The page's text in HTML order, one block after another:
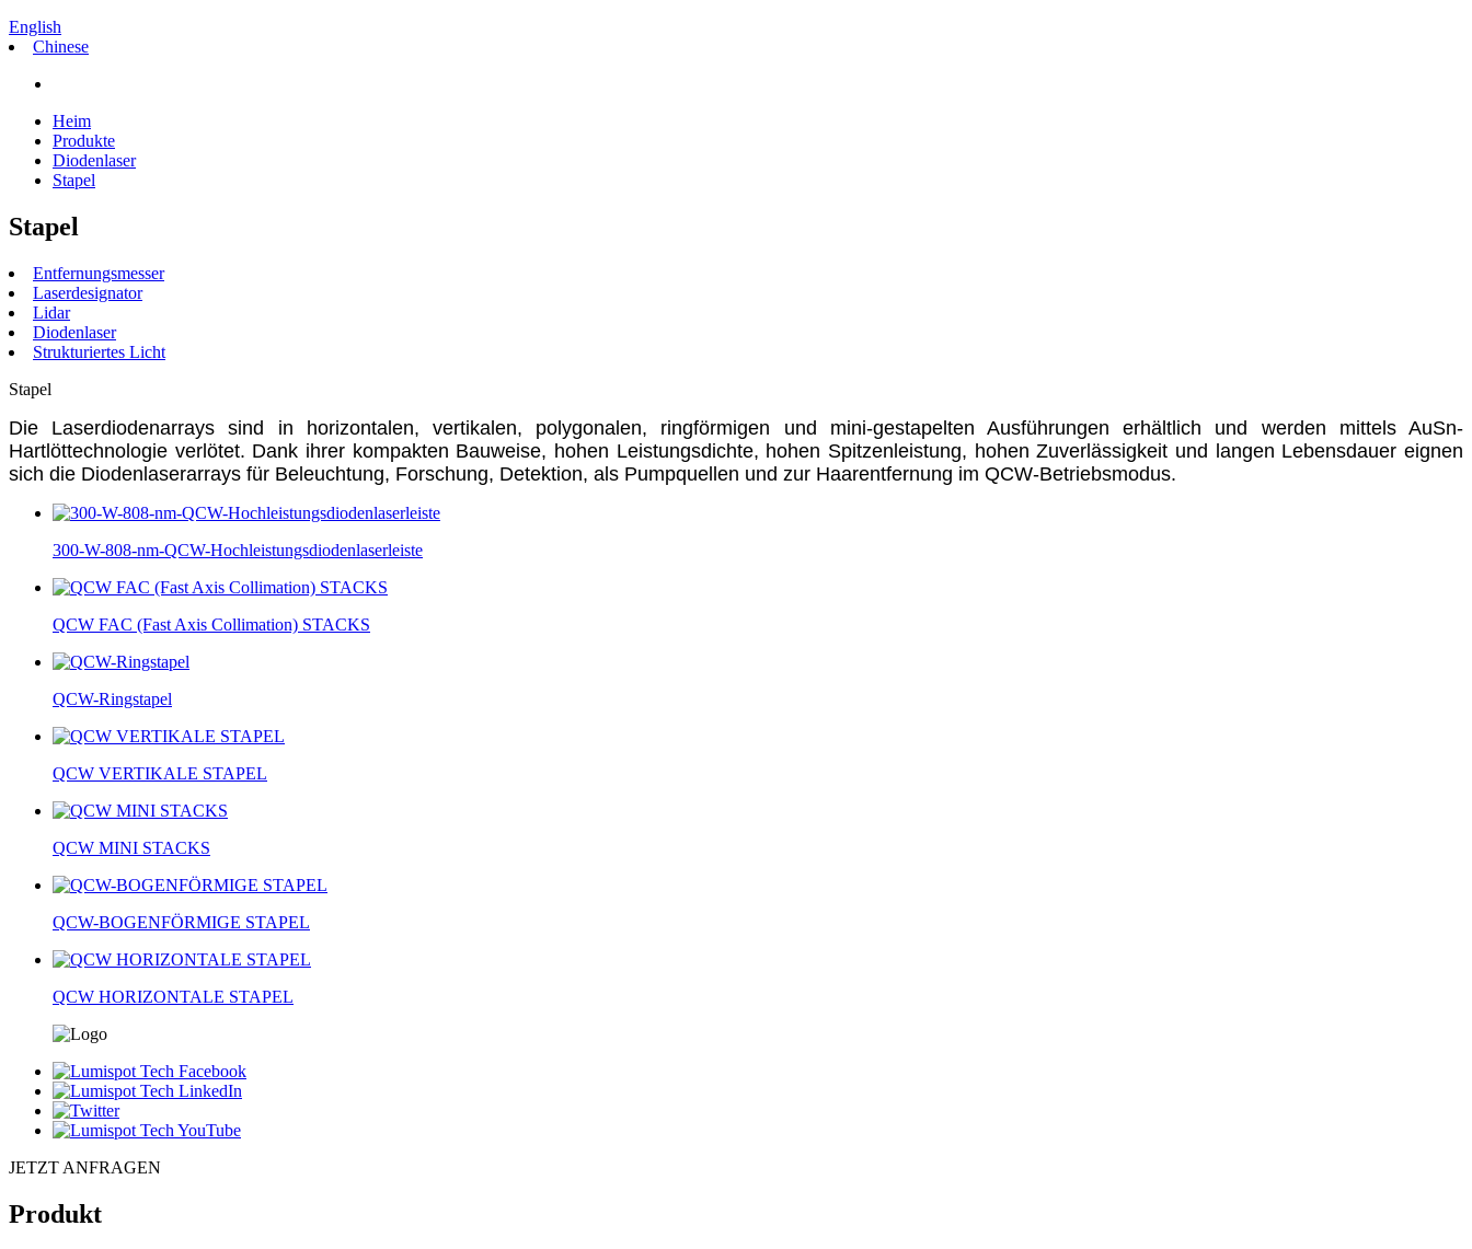
English
Chinese
Heim
Produkte
Diodenlaser
Stapel
Stapel
Entfernungsmesser
Laserdesignator
Lidar
Diodenlaser
Strukturiertes Licht
Stapel
Die Laserdiodenarrays sind in horizontalen, vertikalen, polygonalen, ringförmigen und mini-gestapelten Ausführungen erhältlich und werden mittels AuSn-
Hartlöttechnologie verlötet. Dank ihrer kompakten Bauweise, hohen Leistungsdichte, hohen Spitzenleistung, hohen Zuverlässigkeit und langen Lebensdauer eignen
sich die Diodenlaserarrays für Beleuchtung, Forschung, Detektion, als Pumpquellen und zur Haarentfernung im QCW-Betriebsmodus.
300-W-808-nm-QCW-Hochleistungsdiodenlaserleiste
QCW FAC (Fast Axis Collimation) STACKS
QCW-Ringstapel
QCW VERTIKALE STAPEL
QCW MINI STACKS
QCW-BOGENFÖRMIGE STAPEL
QCW HORIZONTALE STAPEL
JETZT ANFRAGEN
Produkt